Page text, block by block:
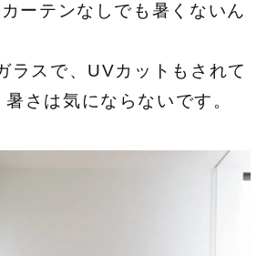
ーテンなしでも暑くないん
スで、UVカットもされて
さは気にならないです。